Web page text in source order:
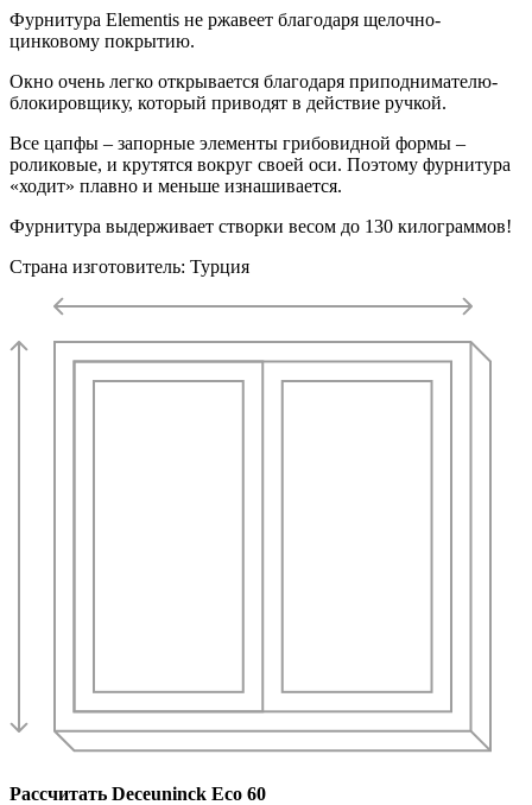
Фурнитура Elementis не ржавеет благодаря щелочно-
цинковому покрытию.
Окно очень легко открывается благодаря приподнимателю-
блокировщику, который приводят в действие ручкой.
Все цапфы – запорные элементы грибовидной формы –
роликовые, и крутятся вокруг своей оси. Поэтому фурнитура
«ходит» плавно и меньше изнашивается.
Фурнитура выдерживает створки весом до 130 килограммов!
Страна изготовитель: Турция
Рассчитать Deceuninck Eco 60